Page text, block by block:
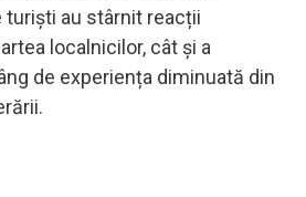
turiști au stârnit reacții
localnicilor, cât și a
de experiența diminuată din